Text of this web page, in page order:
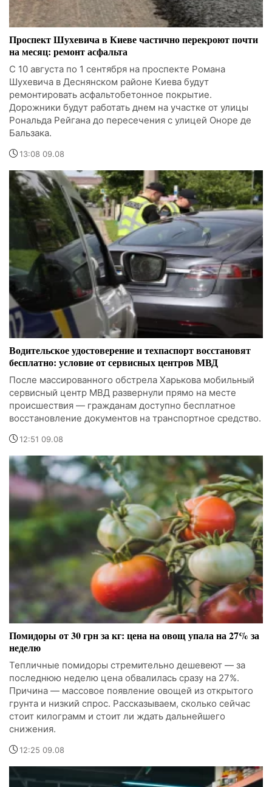
Проспект Шухевича в Киеве частично перекроют почти
на месяц: ремонт асфальта
С 10 августа по 1 сентября на проспекте Романа
Шухевича в Деснянском районе Киева будут
ремонтировать асфальтобетонное покрытие.
Дорожники будут работать днем на участке от улицы
Рональда Рейгана до пересечения с улицей Оноре де
Бальзака.
13:08 09.08
Водительское удостоверение и техпаспорт восстановят
бесплатно: условие от сервисных центров МВД
После массированного обстрела Харькова мобильный
сервисный центр МВД развернули прямо на месте
происшествия — гражданам доступно бесплатное
восстановление документов на транспортное средство.
12:51 09.08
Помидоры от 30 грн за кг: цена на овощ упала на 27% за
неделю
Тепличные помидоры стремительно дешевеют — за
последнюю неделю цена обвалилась сразу на 27%.
Причина — массовое появление овощей из открытого
грунта и низкий спрос. Рассказываем, сколько сейчас
стоит килограмм и стоит ли ждать дальнейшего
снижения.
12:25 09.08